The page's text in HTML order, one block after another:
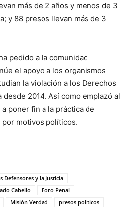
más de 2 años y menos de 3
y 88 presos llevan más de 3
pedido a la comunidad
el apoyo a los organismos
la violación a los Derechos
desde 2014. Así como emplazó al
poner fin a la práctica de
motivos políticos.
Defensores y la Justicia
Cabello
Foro Penal
Misión Verdad presos políticos